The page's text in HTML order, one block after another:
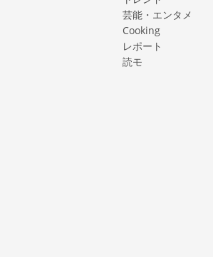
芸能・エンタメ
Cooking
レポート
読モ